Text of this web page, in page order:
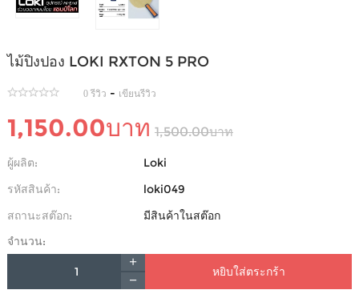
ไม้ปิงปอง LOKI RXTON 5 PRO
0 รีวิว - เขียนรีวิว
1,150.00บาท 1,500.00บาท
ผู้ผลิต:
Loki
รหัสสินค้า:
loki049
สถานะสต๊อก:
มีสินค้าในสต๊อก
จำนวน:
หยิบใส่ตระกร้า